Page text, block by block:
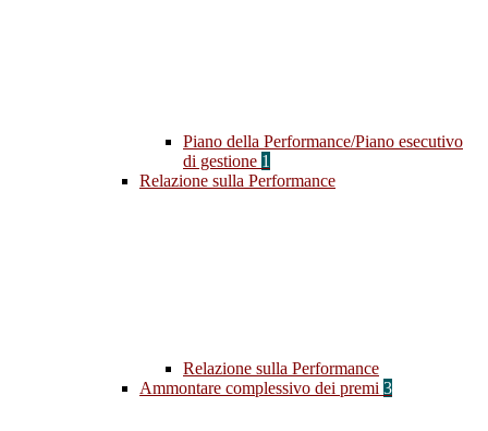
Piano della Performance/Piano esecutivo
di gestione 1
Relazione sulla Performance
Relazione sulla Performance
Ammontare complessivo dei premi 3